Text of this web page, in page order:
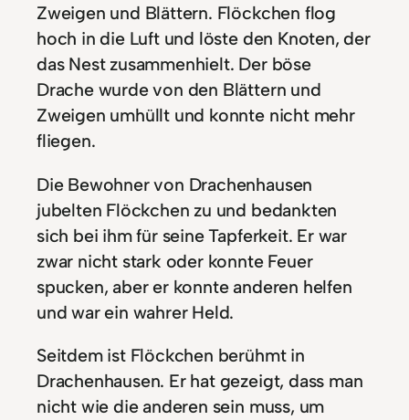
Zweigen und Blättern. Flöckchen flog
hoch in die Luft und löste den Knoten, der
das Nest zusammenhielt. Der böse
Drache wurde von den Blättern und
Zweigen umhüllt und konnte nicht mehr
fliegen.
Die Bewohner von Drachenhausen
jubelten Flöckchen zu und bedankten
sich bei ihm für seine Tapferkeit. Er war
zwar nicht stark oder konnte Feuer
spucken, aber er konnte anderen helfen
und war ein wahrer Held.
Seitdem ist Flöckchen berühmt in
Drachenhausen. Er hat gezeigt, dass man
nicht wie die anderen sein muss, um